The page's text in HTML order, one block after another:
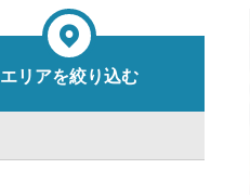
エリアを絞り込む